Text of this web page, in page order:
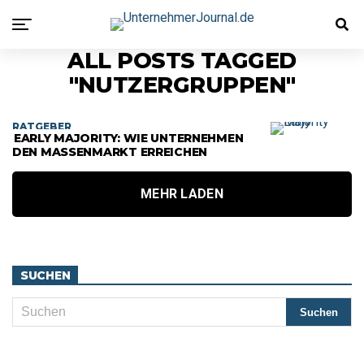
ALL POSTS TAGGED
"NUTZERGRUPPEN"
RATGEBER
EARLY MAJORITY: WIE UNTERNEHMEN
DEN MASSENMARKT ERREICHEN
MEHR LADEN
SUCHEN